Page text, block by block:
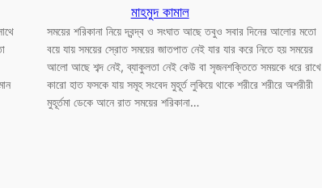
মাহমুদ কামাল
সময়ের শরিকানা নিয়ে দ্বন্দ্ব ও সংঘাত আছে তবুও সবার দিনের আলোর মতো
বয়ে যায় সময়ের স্রোত সময়ের জাতপাত নেই যার যার করে নিতে হয় সময়ের
আলো আছে শব্দ নেই, ব্যাকুলতা নেই কেউ বা সৃজনশক্তিতে সময়কে ধরে রাখে
কারো হাত ফসকে যায় সমূহ সংবেদ মুহূর্ত লুকিয়ে থাকে শরীরে শরীরে অশরীরী
মুহূর্তমা ডেকে আনে রাত সময়ের শরিকানা…